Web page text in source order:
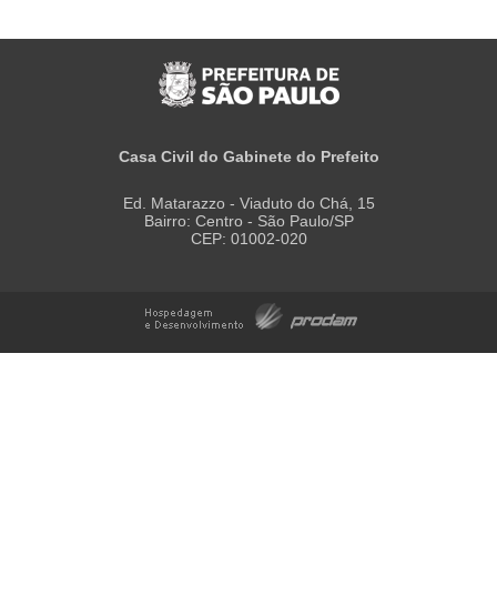
Casa Civil do Gabinete do Prefeito
Ed. Matarazzo - Viaduto do Chá, 15
Bairro: Centro - São Paulo/SP
CEP: 01002-020